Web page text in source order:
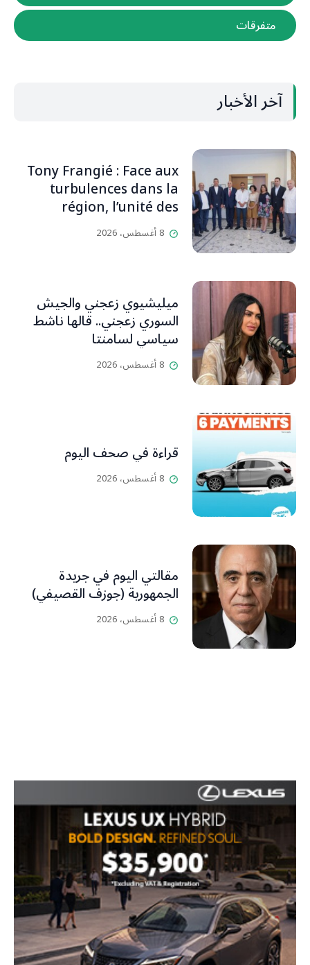
متفرقات
آخر الأخبار
Tony Frangié : Face aux
turbulences dans la
région, l’unité des
Libanais est primordiale
L’OLJ / Par Scarlett
8 أغسطس، 2026
ميليشيوي زعجني والجيش
السوري زعجني.. قالها ناشط
سياسي لسامنتا
8 أغسطس، 2026
قراءة في صحف اليوم
8 أغسطس، 2026
مقالتي اليوم في جريدة
الجمهورية (جوزف القصيفي)
8 أغسطس، 2026